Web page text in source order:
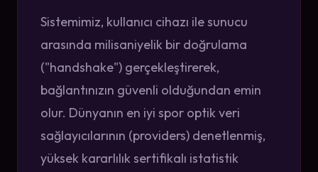
Sistemimiz, kullanıcı cihazı ile sunucu
arasında milisaniyelik bir doğrulama
("handshake") gerçekleştirerek,
bağlantınızın güvenli olduğundan emin
olur. Dünyanın en iyi spor optik veri
sağlayıcılarının (providers) denetlenmiş,
yüksek kararlılık sertifikalı istatistik